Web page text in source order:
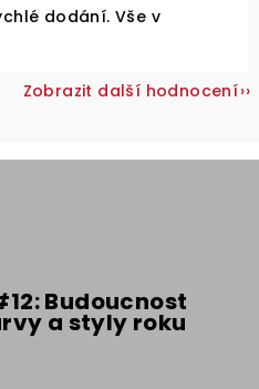
dodání. Vše v
Zobrazit další hodnocení
Budoucnost
a styly roku